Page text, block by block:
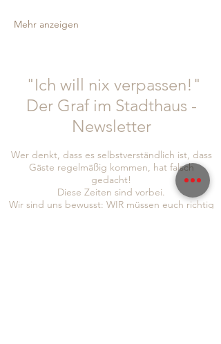
Mehr anzeigen
"Ich will nix verpassen!"
Der Graf im Stadthaus -
Newsletter
Wer denkt, dass es selbstverständlich ist, dass
Gäste regelmäßig kommen, hat falsch
gedacht!
Diese Zeiten sind vorbei.
Wir sind uns bewusst: WIR müssen euch richtig